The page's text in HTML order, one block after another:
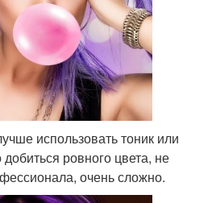
использовать тоник или
ровного цвета, не
очень сложно.